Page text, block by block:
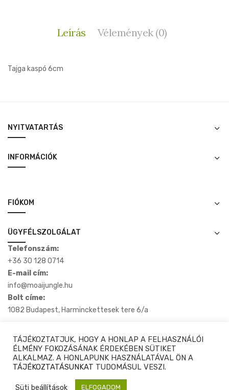
Leírás Vélemények (0)
Tajga kaspó 6cm
NYITVATARTÁS
INFORMÁCIÓK
FIÓKOM
ÜGYFÉLSZOLGÁLAT
Telefonszám:
+36 30 128 0714
E-mail cím:
info@moaijungle.hu
Bolt címe:
1082 Budapest, Harminckettesek tere 6/a
Copyright © 2020-2025 Moaijungle.hu. Minden Jog Fenntartva.
TÁJÉKOZTATJUK, HOGY A HONLAP A FELHASZNÁLÓI
ÉLMÉNY FOKOZÁSÁNAK ÉRDEKÉBEN SÜTIKET
ALKALMAZ. A HONLAPUNK HASZNÁLATÁVAL ÖN A
TÁJÉKOZTATÁSUNKAT TUDOMÁSUL VESZI.
Süti beállítások ELFOGADOM